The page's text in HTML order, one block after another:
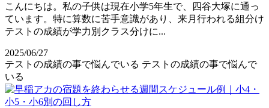
こんにちは。私の子供は現在小学5年生で、四谷大塚に通っ
ています。特に算数に苦手意識があり、来月行われる組分け
テストの成績が学力別クラス分けに...
2025/06/27
テストの成績の事で悩んでいる テストの成績の事で悩んで
いる